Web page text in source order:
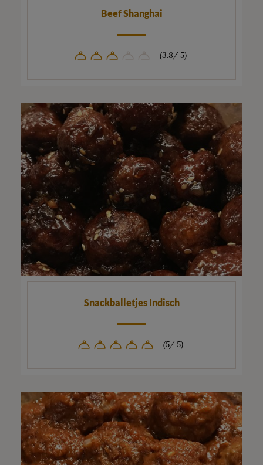
Beef Shanghai
(3.8/ 5)
Snackballetjes Indisch
(5/ 5)